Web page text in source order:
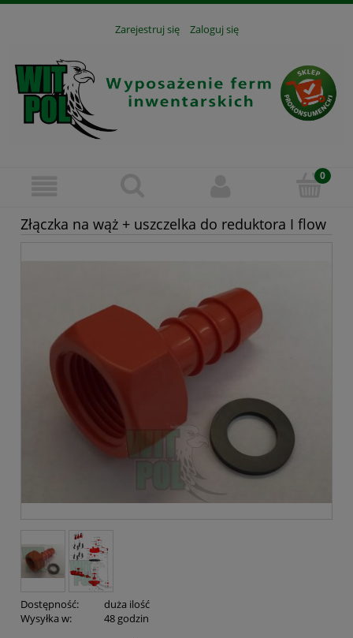
Zarejestruj się Zaloguj się
Złączka na wąż + uszczelka do reduktora I flow
Dostępność:
duża ilość
Wysyłka w:
48 godzin